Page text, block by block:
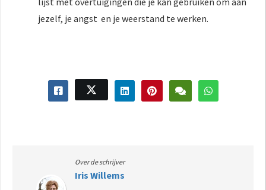
jezelf, je angst en je weerstand te werken.
Over de schrijver
Iris Willems